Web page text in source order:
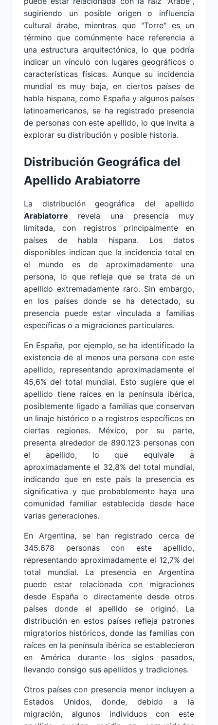
sugiriendo un posible origen o influencia
cultural árabe, mientras que "Torre" es un
término que comúnmente hace referencia a
una estructura arquitectónica, lo que podría
indicar un vínculo con lugares geográficos o
características físicas. Aunque su incidencia
mundial es muy baja, en ciertos países de
habla hispana, como España y algunos países
latinoamericanos, se ha registrado presencia
de personas con este apellido, lo que invita a
explorar su distribución y posible historia.
Distribución Geográfica del
Apellido Arabiatorre
La distribución geográfica del apellido
Arabiatorre revela una presencia muy
limitada, con registros principalmente en
países de habla hispana. Los datos
disponibles indican que la incidencia total en
el mundo es de aproximadamente una
persona, lo que refleja que se trata de un
apellido extremadamente raro. Sin embargo,
en los países donde se ha detectado, su
presencia puede estar vinculada a familias
específicas o a migraciones particulares.
En España, por ejemplo, se ha identificado la
existencia de al menos una persona con este
apellido, representando aproximadamente el
45,6% del total mundial. Esto sugiere que el
apellido tiene raíces en la península ibérica,
posiblemente ligado a familias que conservan
un linaje histórico o a registros específicos en
ciertas regiones. México, por su parte,
presenta alrededor de 890.123 personas con
el apellido, lo que equivale a
aproximadamente el 32,8% del total mundial,
indicando que en este país la presencia es
significativa y que probablemente haya una
comunidad familiar establecida desde hace
varias generaciones.
En Argentina, se han registrado cerca de
345.678 personas con este apellido,
representando aproximadamente el 12,7% del
total mundial. La presencia en Argentina
puede estar relacionada con migraciones
desde España o directamente desde otros
países donde el apellido se originó. La
distribución en estos países refleja patrones
migratorios históricos, donde las familias con
raíces en la península ibérica se establecieron
en América durante los siglos pasados,
llevando consigo sus apellidos y tradiciones.
Otros países con presencia menor incluyen a
Estados Unidos, donde, debido a la
migración, algunos individuos con este